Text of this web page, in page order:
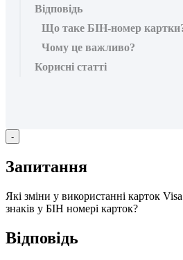
Відповідь
Що таке БІН-номер
Чому це важливо?
Корисні статті
-
Запитання
Які зміни у використанні карток Visa
знаків у БІН номері карток?
Відповідь